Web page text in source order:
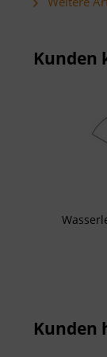
Kunden
Kunden